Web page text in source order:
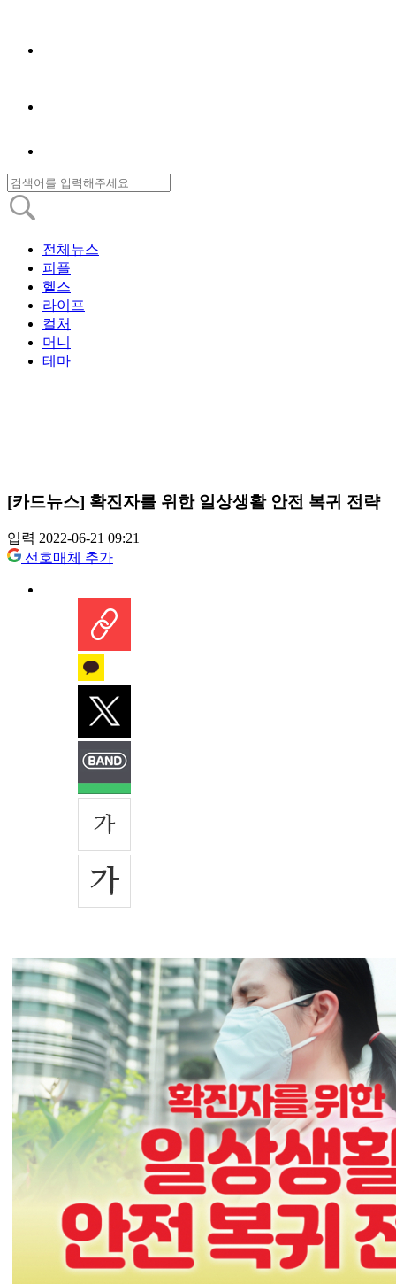
전체뉴스
피플
헬스
라이프
컬처
머니
테마
[카드뉴스] 확진자를 위한 일상생활 안전 복귀 전략
입력 2022-06-21 09:21
선호매체 추가